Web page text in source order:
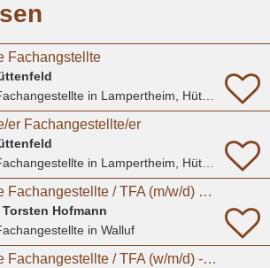
Fachangstellte
in Lampertheim, Hüttenfeld
er Fachangestellte/er
in Lampertheim, Hüttenfeld
Tiermedizinische Fachangestellte / TFA (m/w/d) – Walluf / Wiesbaden / Hessen
Hofmann
in Walluf
Tiermedizinische Fachangestellte / TFA (w/m/d) - Egelsbach / Hessen